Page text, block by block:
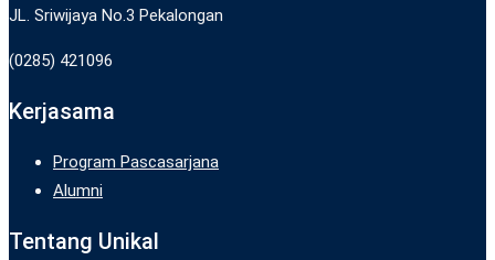
JL. Sriwijaya No.3 Pekalongan
(0285) 421096
Kerjasama
Program Pascasarjana
Alumni
Tentang Unikal